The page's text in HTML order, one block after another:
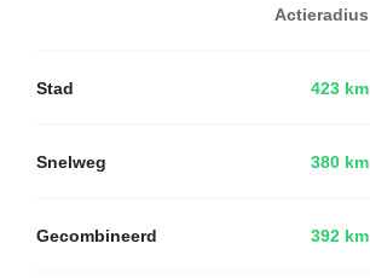
Actieradius
Stad 423 km
Snelweg 380 km
Gecombineerd 392 km